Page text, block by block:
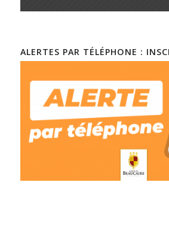
ALERTES PAR TÉLÉPHONE :